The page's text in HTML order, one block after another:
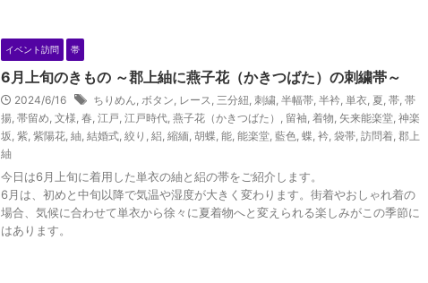
イベント訪問 帯
6月上旬のきもの ～郡上紬に燕子花（かきつばた）の刺繍帯～
2024/6/16 ちりめん ボタン レース 三分紐 刺繍 半幅帯 半衿 単衣 夏 帯 帯
揚 帯留め 文様 春 江戸 江戸時代 燕子花（かきつばた） 留袖 着物 矢来能楽堂 神楽
坂 紫 紫陽花 紬 結婚式 絞り 絽 縮緬 胡蝶 能 能楽堂 藍色 蝶 衿 袋帯 訪問着 郡上
紬
今日は6月上旬に着用した単衣の紬と絽の帯をご紹介します。
6月は、初めと中旬以降で気温や湿度が大きく変わります。街着やおしゃれ着の
場合、気候に合わせて単衣から徐々に夏着物へと変えられる楽しみがこの季節に
はあります。